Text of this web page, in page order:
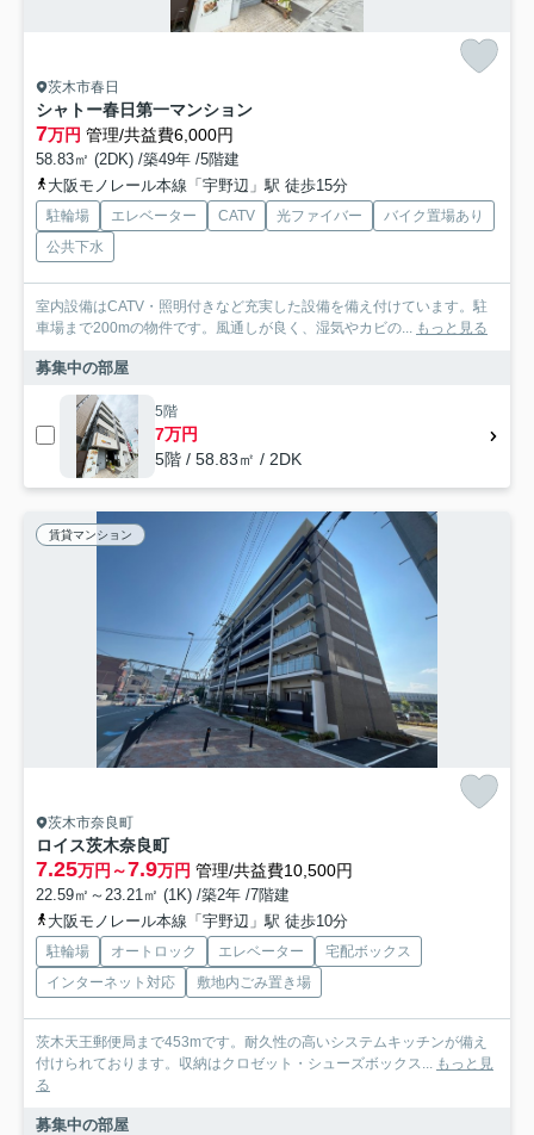
茨木市春日
シャトー春日第一マンション
7万円 管理/共益費6,000円
58.83㎡ (2DK) /築49年 /5階建
大阪モノレール本線「宇野辺」駅 徒歩15分
駐輪場 エレベーター CATV 光ファイバー
バイク置場あり
公共下水
室内設備はCATV・照明付きなど充実した設備を備え付けています。駐
車場まで200mの物件です。風通しが良く、湿気やカビの...
もっと見る
募集中の部屋
5階
7万円
5階 / 58.83㎡ / 2DK
賃貸マンション
茨木市奈良町
ロイス茨木奈良町
7.25万円～7.9万円 管理/共益費10,500円
22.59㎡～23.21㎡ (1K) /築2年 /7階建
大阪モノレール本線「宇野辺」駅 徒歩10分
駐輪場 オートロック エレベーター
宅配ボックス
インターネット対応
敷地内ごみ置き場
茨木天王郵便局まで453mです。耐久性の高いシステムキッチンが備え
付けられております。収納はクロゼット・シューズボックス...
もっと見
る
募集中の部屋